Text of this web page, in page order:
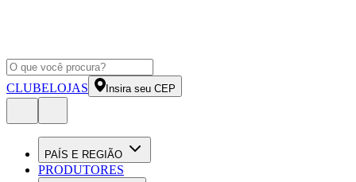
CLUBELOJAS Insira seu CEP
PAÍS E REGIÃO
PRODUTORES